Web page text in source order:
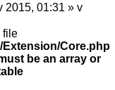
2015, 01:31 » v
file
Extension/Core.php
be an array or